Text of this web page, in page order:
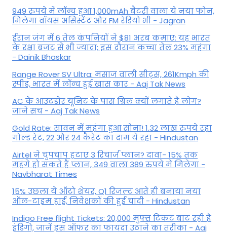
949 रुपये में लॉन्च हुआ 1,000mAh बैटरी वाला ये नया फोन,
मिलेगा वॉयस असिस्टेंट और FM रेडियो भी - Jagran
ईरान जंग में 6 तेल कंपनियों ने $81 अरब कमाए: यह भारत
के रक्षा बजट से भी ज्यादा; इस दौरान कच्चा तेल 23% महंगा
- Dainik Bhaskar
Range Rover SV Ultra: मसाज वाली सीट्स, 261Kmph की
स्पीड, भारत में लॉन्च हुई खास कार - Aaj Tak News
AC के आउटडोर यूनिट के पास ग्रिल क्यों लगाते हैं लोग?
जाने सच - Aaj Tak News
Gold Rate: सावन में महंगा हुआ सोना! 1.32 लाख रुपये रहा
गोल्ड रेट, 22 और 24 कैरेट का दाम ये रहा - Hindustan
Airtel ने चुपचाप हटाए 3 रिचार्ज प्लान? दावा- 15% तक
महंगे हो सकते हैं प्लान, 349 वाला 389 रुपये में मिलेगा -
Navbharat Times
15% उछला ये ऑटो शेयर, Q1 रिजल्ट आते ही बनाया नया
ऑल-टाइम हाई, निवेशकों की हुई चांदी - Hindustan
Indigo Free flight Tickets: 20,000 मुफ्त टिकट बांट रही है
इंडिगो, जानें इस ऑफर का फायदा उठाने का तरीका - Aaj